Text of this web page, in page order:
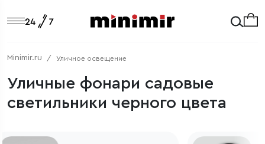
Minimir.ru Уличное освещение
Уличные фонари садовые
светильники черного цвета